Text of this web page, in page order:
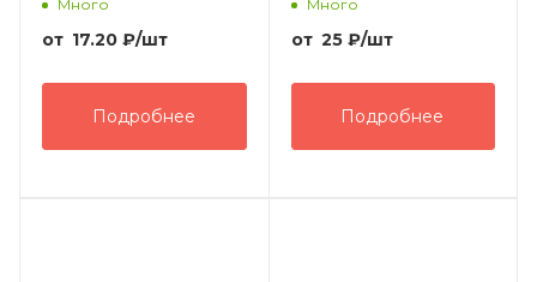
Много
от 17.20 ₽/шт
Подробнее
Много
от 25₽/шт
Подробнее